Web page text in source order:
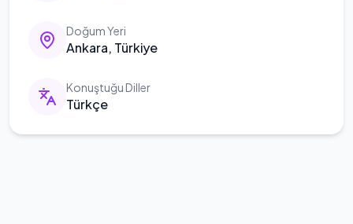
Doğum Yeri
Ankara, Türkiye
Konuştuğu Diller
Türkçe